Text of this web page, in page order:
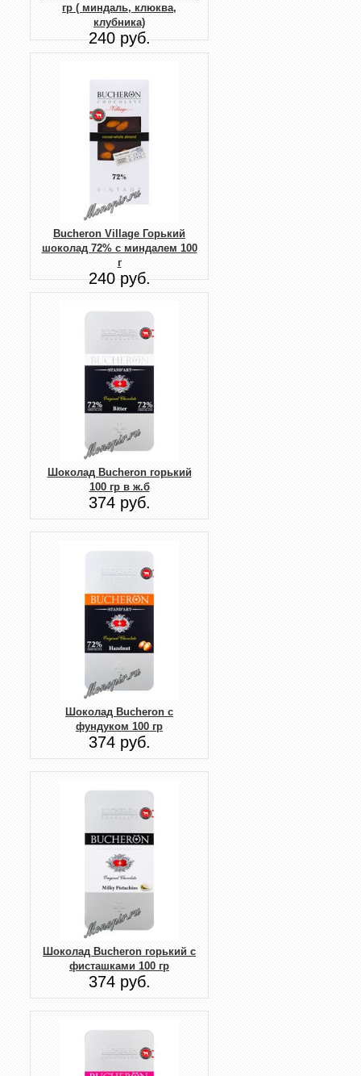
гр ( миндаль, клюква,
клубника)
240 руб.
Bucheron Village Горький
шоколад 72% с миндалем 100
г
240 руб.
Шоколад Buсheron горький
100 гр в ж.б
374 руб.
Шоколад Bucheron с
фундуком 100 гр
374 руб.
Шоколад Bucheron горький с
фисташками 100 гр
374 руб.